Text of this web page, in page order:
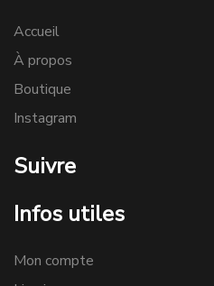
Accueil
À propos
Boutique
Instagram
Suivre
Infos utiles
Mon compte